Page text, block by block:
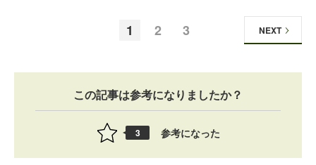
1 2 3 NEXT
この記事は参考になりましたか？
3 参考になった